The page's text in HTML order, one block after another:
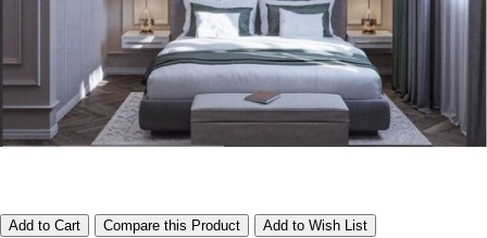
Add to Cart Compare this Product Add to Wish List